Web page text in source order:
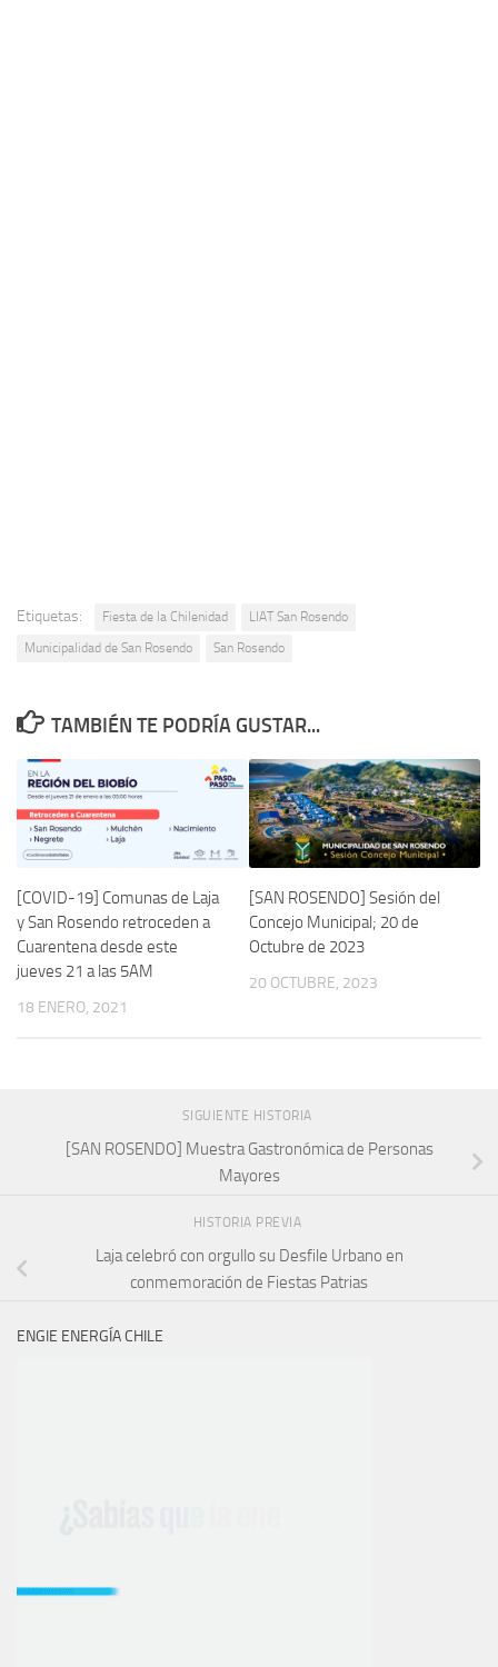
Etiquetas: Fiesta de la Chilenidad
LIAT San Rosendo
Municipalidad de San Rosendo
San Rosendo
TAMBIÉN TE PODRÍA GUSTAR...
[COVID-19] Comunas de Laja
y San Rosendo retroceden a
Cuarentena desde este
jueves 21 a las 5AM
18 ENERO, 2021
[SAN ROSENDO] Sesión del
Concejo Municipal; 20 de
Octubre de 2023
20 OCTUBRE, 2023
SIGUIENTE HISTORIA
[SAN ROSENDO] Muestra Gastronómica de Personas
Mayores
HISTORIA PREVIA
Laja celebró con orgullo su Desfile Urbano en
conmemoración de Fiestas Patrias
ENGIE ENERGÍA CHILE